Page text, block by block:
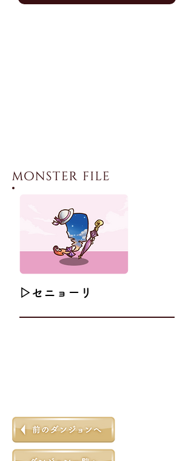
▷セニョーリ